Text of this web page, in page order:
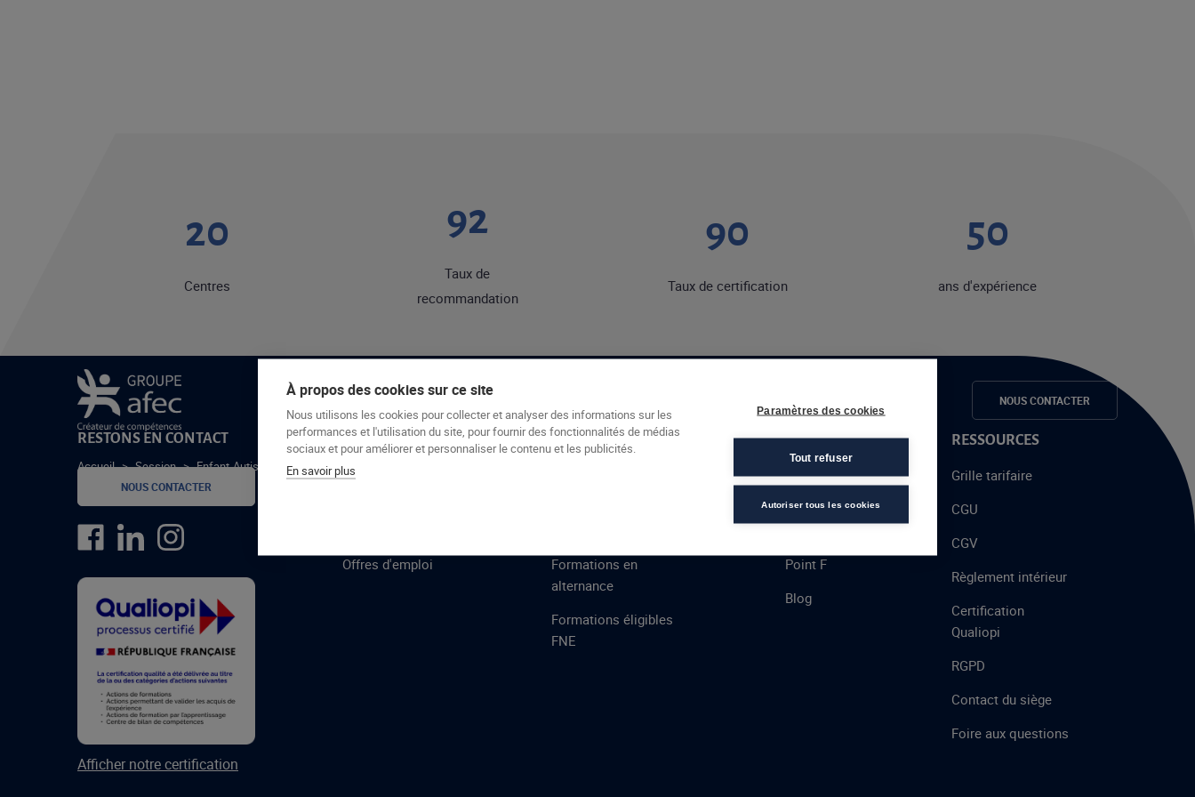
Le groupe Afec Formations Espace candidats NOUS CONTACTER
Accueil > Session > Enfant-Autiste-CORBEIL-05092023
20
Centres
92
Taux de
recommandation
90
Taux de certification
50
ans d'expérience
RESTONS EN CONTACT
NOUS CONTACTER
Afficher notre certification
GROUPE AFEC
Formations
Offres d'emploi
PRESTATIONS
Formations en
alternance
Formations éligibles
FNE
À PROPOS
Talent
Point F
Blog
RESSOURCES
Grille tarifaire
CGU
CGV
Règlement intérieur
Certification
Qualiopi
RGPD
Contact du siège
Foire aux questions
À propos des cookies sur ce site
Nous utilisons les cookies pour collecter et analyser des informations sur les
performances et l'utilisation du site, pour fournir des fonctionnalités de médias
sociaux et pour améliorer et personnaliser le contenu et les publicités.
En savoir plus
Paramètres des cookies
Tout refuser
Autoriser tous les cookies